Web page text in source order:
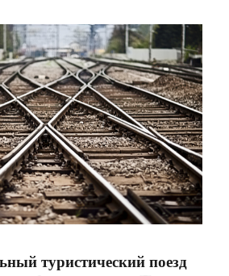
туристический поезд